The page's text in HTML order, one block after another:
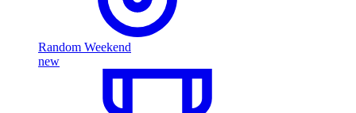
Random Weekend
new